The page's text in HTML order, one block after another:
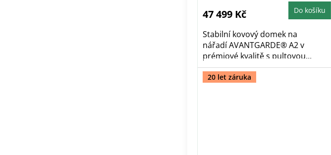
47 499 Kč Do košíku
Stabilní kovový domek na
nářadí AVANTGARDE® A2 v
prémiové kvalitě s pultovou...
20 let záruka